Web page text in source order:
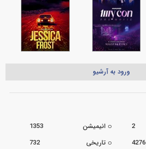
ورود به آرشیو
2 انیمیشن
1353
4276 تاریخی
732